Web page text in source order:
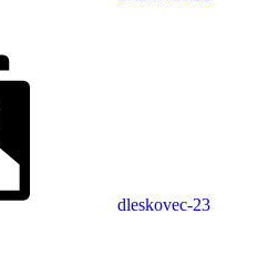
dleskovec-23